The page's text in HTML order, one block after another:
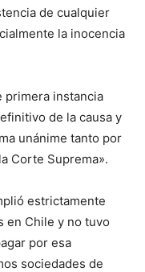
de cualquier
la inocencia
primera instancia
de la causa y
unánime tanto por
Corte Suprema».
estrictamente
en Chile y no tuvo
por esa
sociedades de